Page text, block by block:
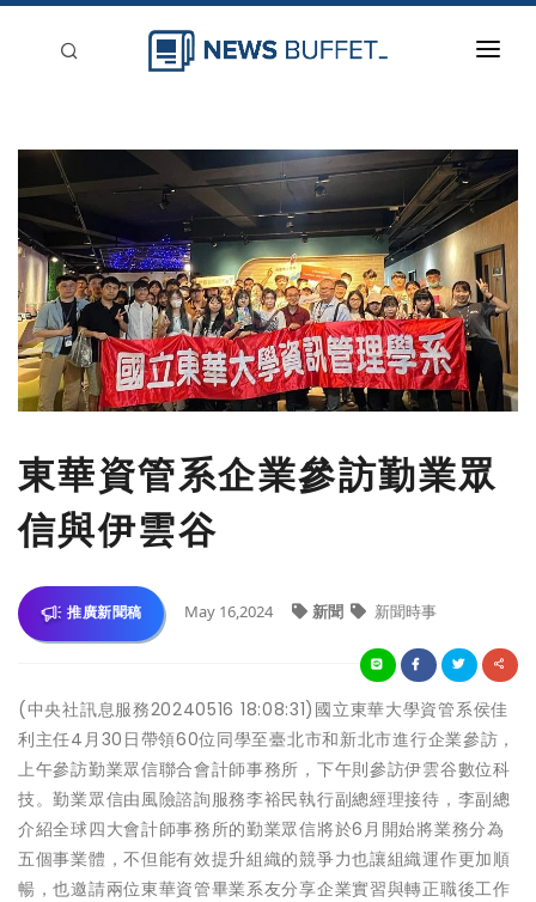
新聞稿分類
登入
刊登
東華資管系企業參訪勤業眾
信與伊雲谷
推廣新聞稿 May 16,2024 新聞 新聞時事
(中央社訊息服務20240516 18:08:31)國立東華大學資管系侯佳
利主任4月30日帶領60位同學至臺北市和新北市進行企業參訪，
上午參訪勤業眾信聯合會計師事務所，下午則參訪伊雲谷數位科
技。勤業眾信由風險諮詢服務李裕民執行副總經理接待，李副總
介紹全球四大會計師事務所的勤業眾信將於6月開始將業務分為
五個事業體，不但能有效提升組織的競爭力也讓組織運作更加順
暢，也邀請兩位東華資管畢業系友分享企業實習與轉正職後工作